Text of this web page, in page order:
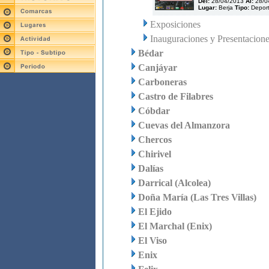
Lugar: Berja Tipo:
Exposiciones
Inauguraciones y
Bédar
Canjáyar
Carboneras
Castro de Filabres
Cóbdar
Cuevas del Almanzora
Chercos
Chirivel
Dalías
Darrical (Alcolea)
Doña María (Las Tres Villas)
El Ejido
El Marchal (Enix)
El Viso
Enix